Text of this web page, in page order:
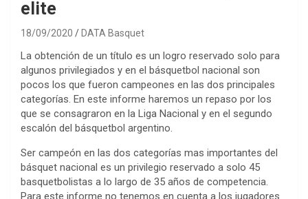
elite
18/09/2020 DATA Basquet
La obtención de un título es un logro reservado solo para
algunos privilegiados y en el básquetbol nacional son
pocos los que fueron campeones en las dos principales
categorías. En este informe haremos un repaso por los
que se consagraron en la Liga Nacional y en el segundo
escalón del básquetbol argentino.
Ser campeón en las dos categorías mas importantes del
básquet nacional es un privilegio reservado a solo 45
basquetbolistas a lo largo de 35 años de competencia.
Para este informe no tenemos en cuenta a los jugadores